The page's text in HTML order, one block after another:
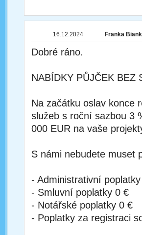
16.12.2024 Franka
Dobré ráno.
NABÍDKY PŮJČEK BEZ
Na začátku oslav konce
služeb s roční sazbou 3
000 EUR na vaše
S námi nebudete muset
- Administrativní
- Smluvní poplatky 0 €
- Notářské poplatky 0 €
- Poplatky za registraci